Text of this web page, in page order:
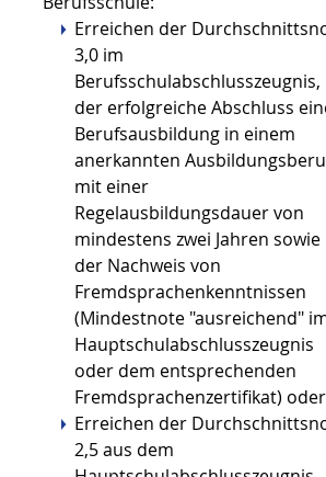
Erreichen der
3,0 im
Berufsschulabschlusszeugnis,
der erfolgreiche Abschluss
Berufsausbildung in einem
anerkannten
mit einer
Regelausbildungsdauer von
mindestens zwei Jahren sowie
der Nachweis von
Fremdsprachenkenntnissen
(Mindestnote "ausreichend"
Hauptschulabschlusszeugnis
oder dem entsprechenden
Fremdsprachenzertifikat) oder
Erreichen der
2,5 aus dem